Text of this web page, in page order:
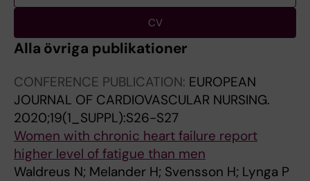
CV
Alla övriga publikationer
CONFERENCE PUBLICATION: EUROPEAN
JOURNAL OF CARDIOVASCULAR NURSING.
2020;19(1_SUPPL):S26-S27
Women with chronic heart failure report
higher level of fatigue than men
Waldreus N; Melander H; Svensson H; Lynga P